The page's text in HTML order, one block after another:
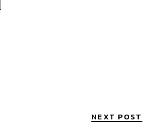
NEXT POST